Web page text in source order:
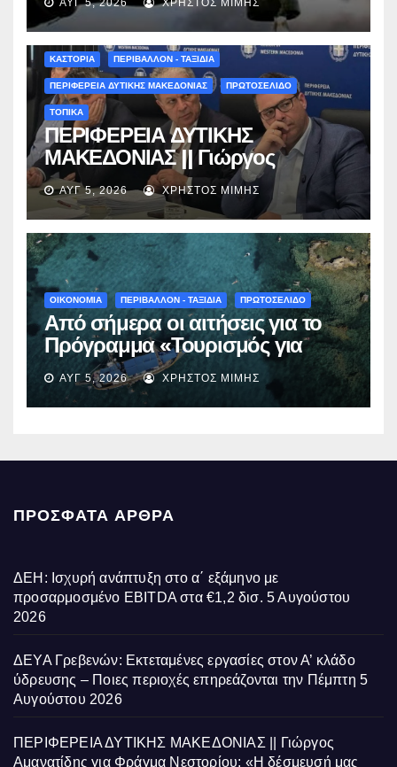
επηρεάζονται την Πέμπτη
ΑΥΓ 5, 2026 ΧΡΉΣΤΟΣ ΜΊΜΗΣ
ΚΑΣΤΟΡΙΑ ΠΕΡΙΒΑΛΛΟΝ - ΤΑΞΙΔΙΑ
ΠΕΡΙΦΕΡΕΙΑ ΔΥΤΙΚΗΣ ΜΑΚΕΔΟΝΙΑΣ ΠΡΩΤΟΣΕΛΙΔΟ
ΤΟΠΙΚΑ
ΠΕΡΙΦΕΡΕΙΑ ΔΥΤΙΚΗΣ
ΜΑΚΕΔΟΝΙΑΣ || Γιώργος
Αμανατίδης για Φράγμα
Νεστορίου: «Η δέσμευσή μας
γίνεται πράξη με εξασφαλισμένη
χρηματοδότηση»
ΑΥΓ 5, 2026 ΧΡΉΣΤΟΣ ΜΊΜΗΣ
ΟΙΚΟΝΟΜΙΑ ΠΕΡΙΒΑΛΛΟΝ - ΤΑΞΙΔΙΑ ΠΡΩΤΟΣΕΛΙΔΟ
Από σήμερα οι αιτήσεις για το
Πρόγραμμα «Τουρισμός για
Όλους 2026-2027» – Πότε λήγει
η προσθεσμία
ΑΥΓ 5, 2026 ΧΡΉΣΤΟΣ ΜΊΜΗΣ
ΠΡΌΣΦΑΤΑ ΆΡΘΡΑ
ΔΕΗ: Ισχυρή ανάπτυξη στο α΄ εξάμηνο με
προσαρμοσμένο EBITDA στα €1,2 δισ. 5 Αυγούστου
2026
ΔΕΥΑ Γρεβενών: Εκτεταμένες εργασίες στον Α’ κλάδο
ύδρευσης – Ποιες περιοχές επηρεάζονται την Πέμπτη 5
Αυγούστου 2026
ΠΕΡΙΦΕΡΕΙΑ ΔΥΤΙΚΗΣ ΜΑΚΕΔΟΝΙΑΣ || Γιώργος
Αμανατίδης για Φράγμα Νεστορίου: «Η δέσμευσή μας